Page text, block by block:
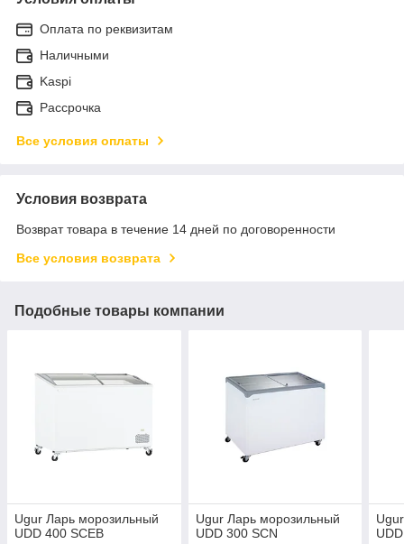
Оплата по реквизитам
Наличными
Kaspi
Рассрочка
Все условия оплаты
Условия возврата
Возврат товара в течение 14 дней по договоренности
Все условия возврата
Подобные товары компании
Ugur Ларь морозильный
UDD 400 SCEB
Ugur Ларь морозильный
UDD 300 SCN